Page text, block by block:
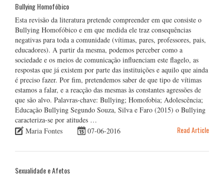
Bullying Homofóbico
Esta revisão da literatura pretende compreender em que consiste o
Bullying Homofóbico e em que medida ele traz consequências
negativas para toda a comunidade (vítimas, pares, professores, pais,
educadores). A partir da mesma, podemos perceber como a
sociedade e os meios de comunicação influenciam este flagelo, as
respostas que já existem por parte das instituições e aquilo que ainda
é preciso fazer. Por fim, pretendemos saber de que tipo de vítimas
estamos a falar, e a reacção das mesmas às constantes agressões de
que são alvo. Palavras-chave: Bullying; Homofobia; Adolescência;
Educação Bullying Segundo Souza, Silva e Faro (2015) o Bullying
caracteriza-se por atitudes …
Maria Fontes
07-06-2016 Read Article
Sexualidade e Afetos